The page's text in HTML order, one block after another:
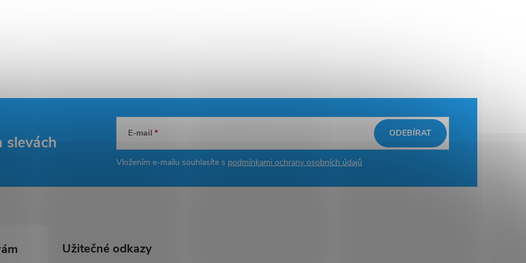
slevách E-mail
Vložením e-mailu souhlasíte s podmínkami ochrany osobních údajů
ODEBÍRAT
Užitečné odkazy